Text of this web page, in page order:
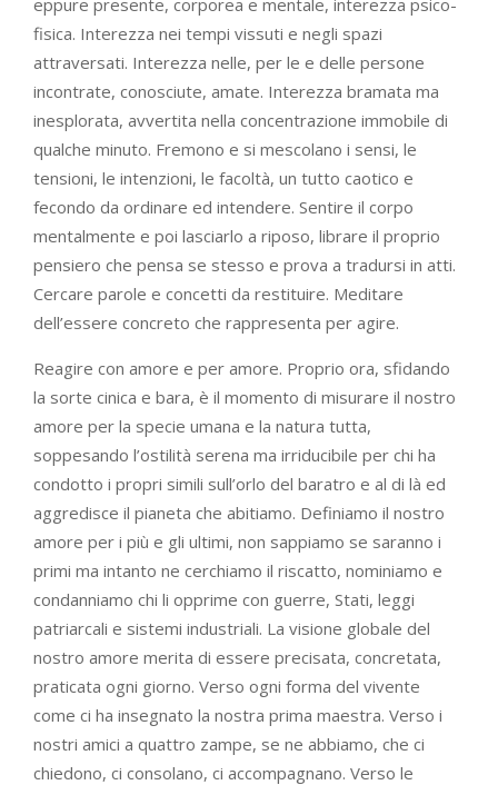
fisica. Interezza nei tempi vissuti e negli spazi
attraversati. Interezza nelle, per le e delle persone
incontrate, conosciute, amate. Interezza bramata ma
inesplorata, avvertita nella concentrazione immobile di
qualche minuto. Fremono e si mescolano i sensi, le
tensioni, le intenzioni, le facoltà, un tutto caotico e
fecondo da ordinare ed intendere. Sentire il corpo
mentalmente e poi lasciarlo a riposo, librare il proprio
pensiero che pensa se stesso e prova a tradursi in atti.
Cercare parole e concetti da restituire. Meditare
dell’essere concreto che rappresenta per agire.
Reagire con amore e per amore. Proprio ora, sfidando
la sorte cinica e bara, è il momento di misurare il nostro
amore per la specie umana e la natura tutta,
soppesando l’ostilità serena ma irriducibile per chi ha
condotto i propri simili sull’orlo del baratro e al di là ed
aggredisce il pianeta che abitiamo. Definiamo il nostro
amore per i più e gli ultimi, non sappiamo se saranno i
primi ma intanto ne cerchiamo il riscatto, nominiamo e
condanniamo chi li opprime con guerre, Stati, leggi
patriarcali e sistemi industriali. La visione globale del
nostro amore merita di essere precisata, concretata,
praticata ogni giorno. Verso ogni forma del vivente
come ci ha insegnato la nostra prima maestra. Verso i
nostri amici a quattro zampe, se ne abbiamo, che ci
chiedono, ci consolano, ci accompagnano. Verso le